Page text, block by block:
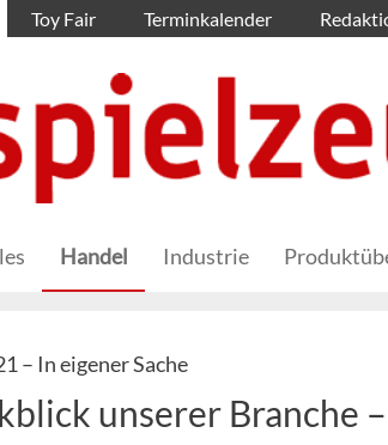
Toy Fair Terminkalender
Handel Industrie
– In eigener Sache
unserer Branche